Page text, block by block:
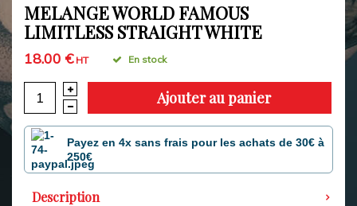
MELANGE WORLD FAMOUS
LIMITLESS STRAIGHT WHITE
18.00 €HT En stock
Ajouter au panier
Payez en 4x sans frais pour les achats de 30€ à
250€
Description